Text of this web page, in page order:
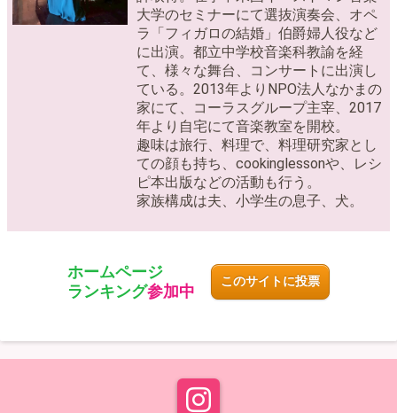
大学のセミナーにて選抜演奏会、オペ
ラ「フィガロの結婚」伯爵婦人役など
に出演。都立中学校音楽科教諭を経
て、様々な舞台、コンサートに出演し
ている。2013年よりNPO法人なかまの
家にて、コーラスグループ主宰、2017
年より自宅にて音楽教室を開校。
趣味は旅行、料理で、料理研究家とし
ての顔も持ち、cookinglessonや、レシ
ピ本出版などの活動も行う。
家族構成は夫、小学生の息子、犬。
ホームページ
ランキング参加中
このサイトに投票